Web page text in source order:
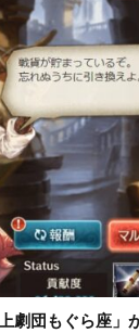
劇団もぐら座」